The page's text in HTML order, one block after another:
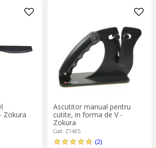
Zokura
Ascutitor manual pentru
cutite, in forma de V -
Zokura
Cod: Z1405
(2)